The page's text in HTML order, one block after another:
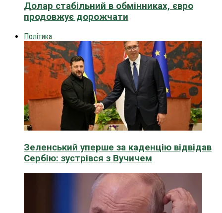
Долар стабільний в обмінниках, євро
продовжує дорожчати
Політика
Зеленський уперше за каденцію відвідав
Сербію: зустрівся з Вучичем